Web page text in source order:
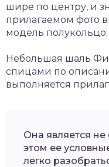
шире по центру, и
прилагаемом фото
модель полукольцо:
Небольшая шаль
спицами по
выполняется
Она является
этом ее
легко